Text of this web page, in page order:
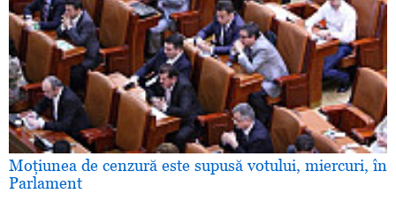
Moţiunea de cenzură este supusă votului, miercuri, în
Parlament